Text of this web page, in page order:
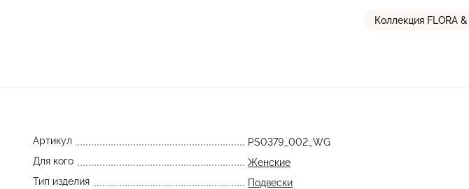
Коллекция FLORA
Артикул
PS0379_002_WG
Для кого
Женские
Тип изделия
Подвески